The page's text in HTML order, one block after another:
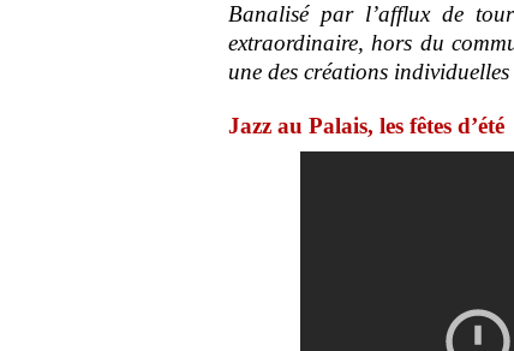
Banalisé par l’afflux de
extraordinaire, hors du
une des créations
Jazz au Palais, les fêtes d’été